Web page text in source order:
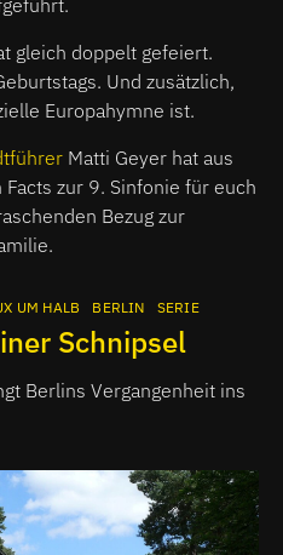
gleich doppelt gefeiert.
Und zusätzlich,
Europahymne ist.
Matti Geyer hat aus
zur 9. Sinfonie für euch
Bezug zur
UM HALB BERLIN SERIE
Schnipsel
Berlins Vergangenheit ins